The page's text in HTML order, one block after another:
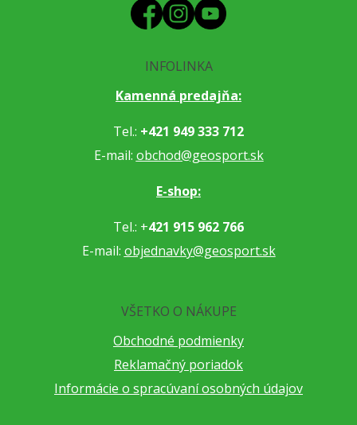
INFOLINKA
Kamenná predajňa:
Tel.: +421 949 333 712
E-mail: obchod@geosport.sk
E-shop:
Tel.: +421 915 962 766
E-mail: objednavky@geosport.sk
VŠETKO O NÁKUPE
Obchodné podmienky
Reklamačný poriadok
Informácie o spracúvaní osobných údajov